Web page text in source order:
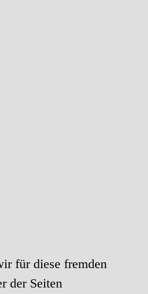
für diese fremden
der Seiten